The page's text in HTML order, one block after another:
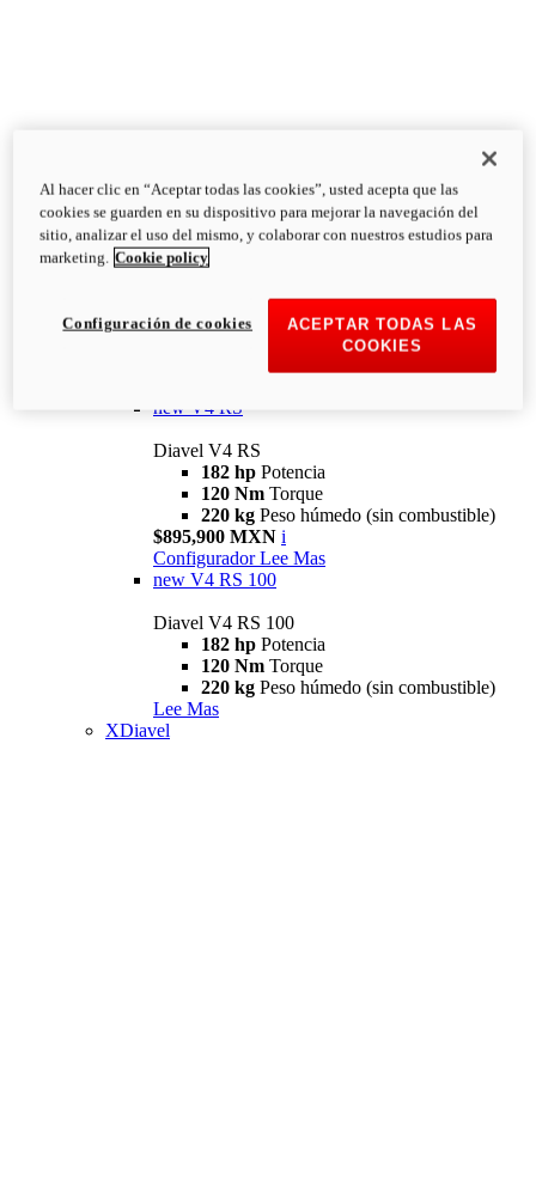
Diavel
V4
Diavel V4
126 NmTorque
223 kg
PESO HÚMEDO SIN
new V4 RS
Diavel V4 RS
182 hp Potencia
120 Nm Torque
220 kg Peso húmedo (sin combustible)
$895,900 MXN i
Configurador Lee Mas
new V4 RS 100
Diavel V4 RS 100
182 hp Potencia
120 Nm Torque
220 kg Peso húmedo (sin combustible)
Lee Mas
XDiavel
Al hacer clic en “Aceptar todas las cookies”, usted acepta que las
cookies se guarden en su dispositivo para mejorar la navegación del
sitio, analizar el uso del mismo, y colaborar con nuestros estudios para
marketing. Cookie policy
ACEPTAR TODAS LAS
COOKIES
Configuración de cookies